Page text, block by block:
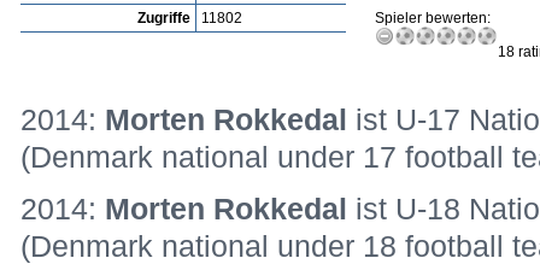
Zugriffe
11802
Spieler bewerten:
18
2014: Morten Rokkedal ist U-17
(Denmark national under 17 football
2014: Morten Rokkedal ist U-18
(Denmark national under 18